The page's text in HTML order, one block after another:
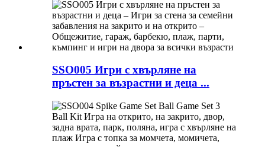
SSO005 Игри с хвърляне на
пръстен за възрастни и деца ...